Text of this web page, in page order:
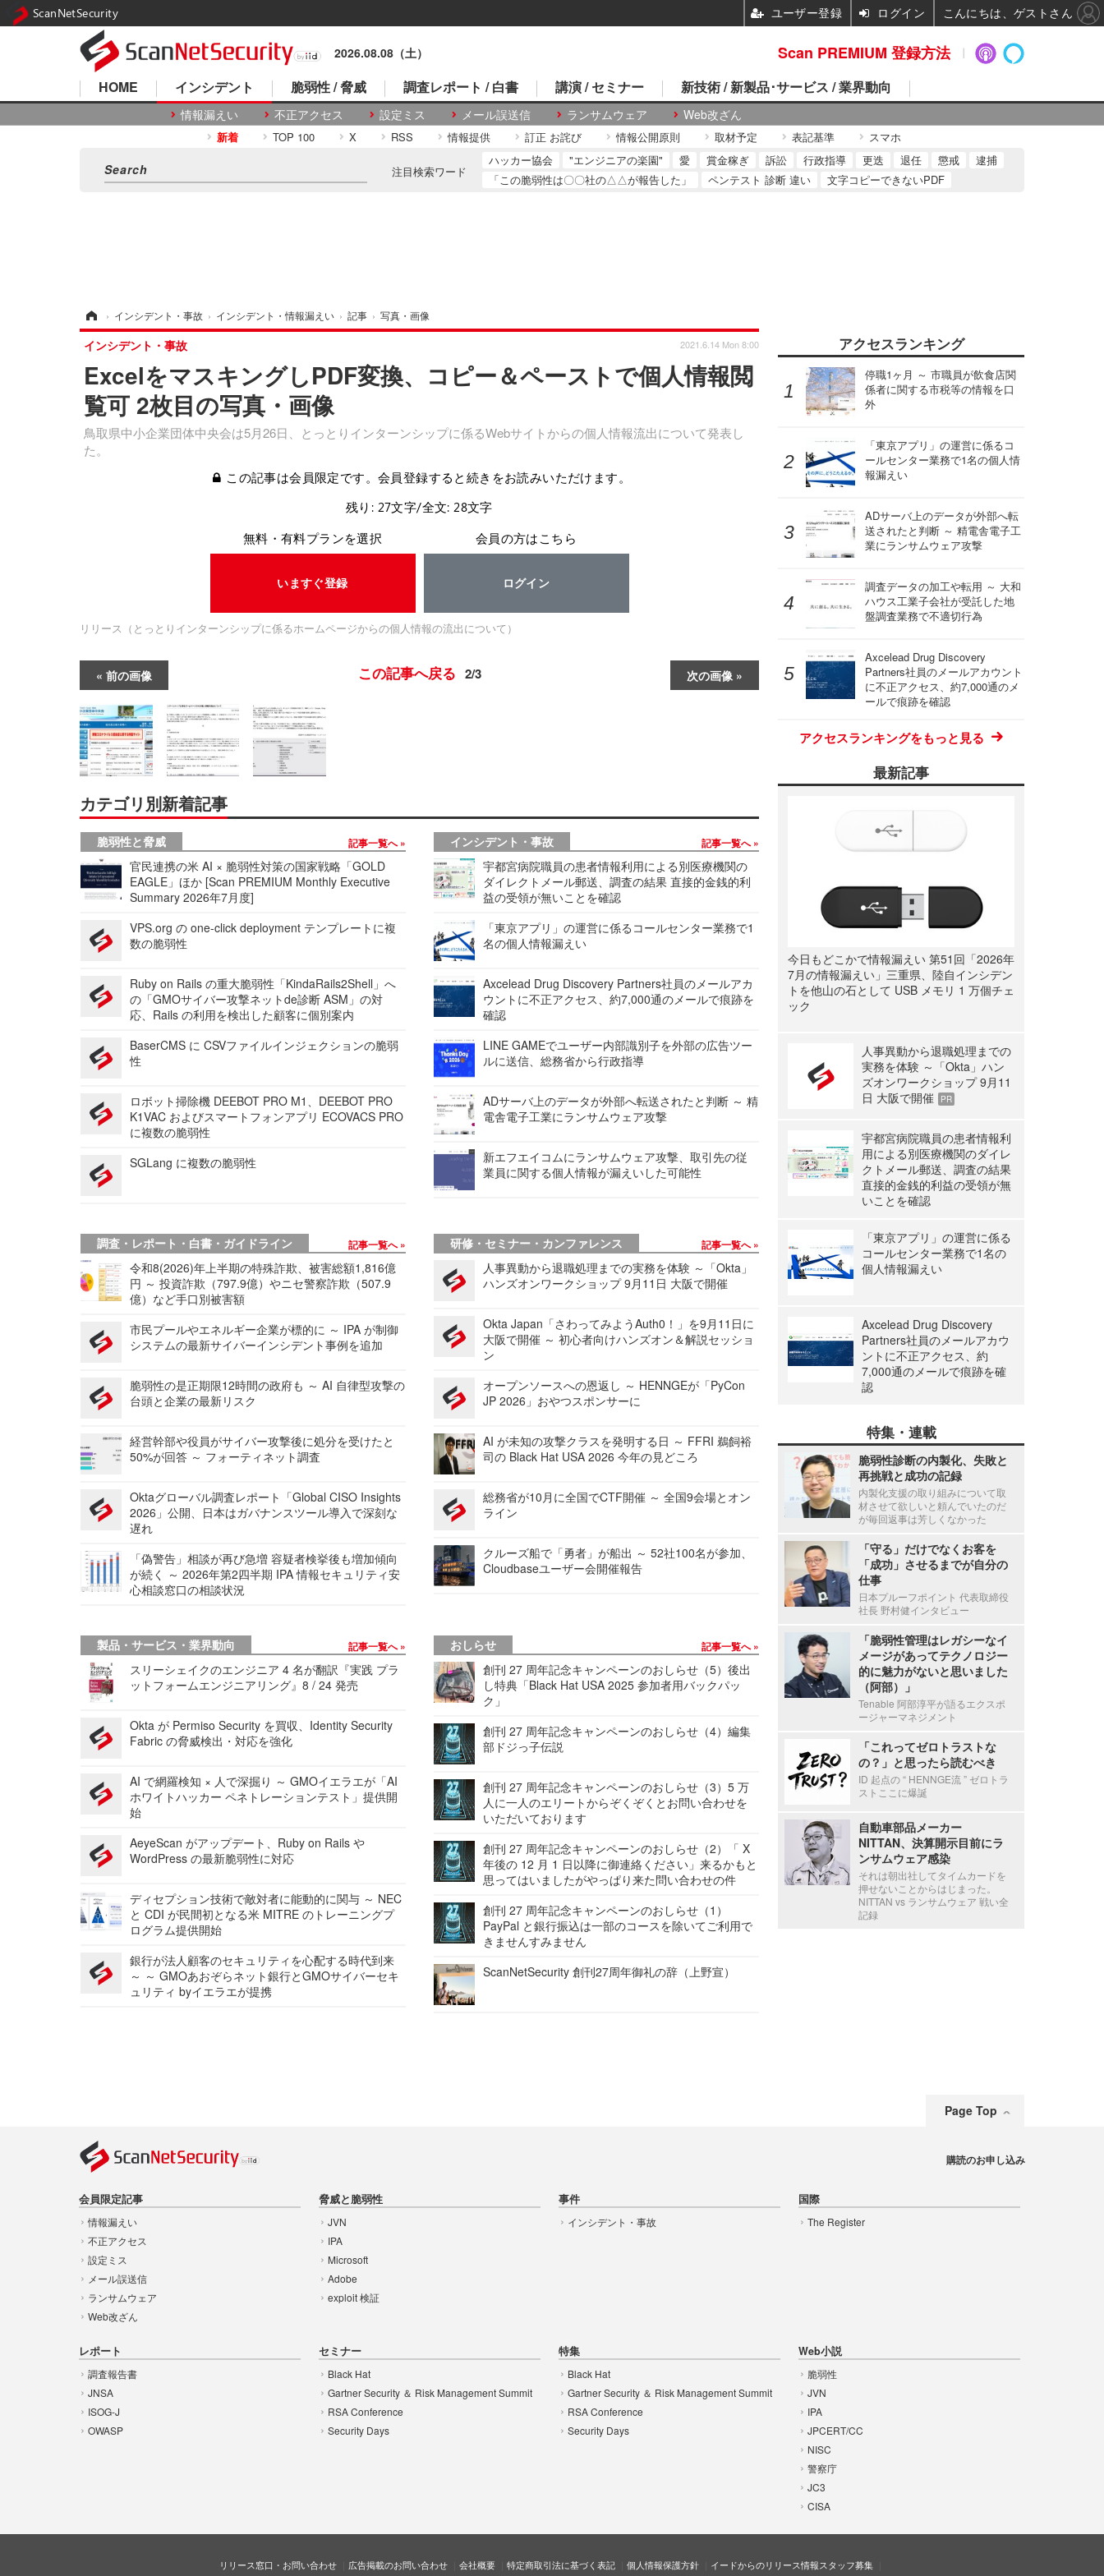
2026.08.08（土）
HOME インシデント
情報漏えい 不正アクセス 設定ミス メール誤送信 ランサムウェア Web改ざん
脆弱性 / 脅威 調査レポート / 白書 講演 / セミナー 新技術 / 新製品･サービス / 業界動向
新着 TOP 100 X RSS 情報提供 訂正 お詫び 情報公開原則 取材予定 表記基準 スマホ
注目検索ワード
ハッカー協会 "エンジニアの楽園" 愛 賞金稼ぎ 訴訟 行政指導 更迭 退任 懲戒
逮捕
「この脆弱性は〇〇社の△△が報告した」
ペンテスト 診断 違い 文字コピーできないPDF
› インシデント・事故 › インシデント・情報漏えい › 記事 › 写真・画像
ExcelをマスキングしPDF変換、コピー＆ペーストで個人情報閲
覧可 2枚目の写真・画像
鳥取県中小企業団体中央会は5月26日、とっとりインターンシップに係るWebサイトからの個人情報流出について発表し
た。
インシデント・事故 2021.6.14 Mon 8:00
この記事は会員限定です。会員登録すると続きをお読みいただけます。
残り: 27文字/全文: 28文字
無料・有料プランを選択
いますぐ登録
会員の方はこちら
ログイン
リリース（とっとりインターンシップに係るホームページからの個人情報の流出について）
前の画像 次の画像
この記事へ戻る 2/3
カテゴリ別新着記事
脆弱性と脅威 記事一覧へ
官民連携の米 AI × 脆弱性対策の国家戦略「GOLD
EAGLE」ほか [Scan PREMIUM Monthly Executive
Summary 2026年7月度]
VPS.org の one-click deployment テンプレートに複
数の脆弱性
Ruby on Rails の重大脆弱性「KindaRails2Shell」へ
の「GMOサイバー攻撃ネットde診断 ASM」の対
応、Rails の利用を検出した顧客に個別案内
BaserCMS に CSVファイルインジェクションの脆弱
性
ロボット掃除機 DEEBOT PRO M1、DEEBOT PRO
K1VAC およびスマートフォンアプリ ECOVACS PRO
に複数の脆弱性
SGLang に複数の脆弱性
インシデント・事故 記事一覧へ
宇都宮病院職員の患者情報利用による別医療機関の
ダイレクトメール郵送、調査の結果 直接的金銭的利
益の受領が無いことを確認
「東京アプリ」の運営に係るコールセンター業務で1
名の個人情報漏えい
Axcelead Drug Discovery Partners社員のメールアカ
ウントに不正アクセス、約7,000通のメールで痕跡を
確認
LINE GAMEでユーザー内部識別子を外部の広告ツー
ルに送信、総務省から行政指導
ADサーバ上のデータが外部へ転送されたと判断 ～ 精
電舎電子工業にランサムウェア攻撃
新エフエイコムにランサムウェア攻撃、取引先の従
業員に関する個人情報が漏えいした可能性
調査・レポート・白書・ガイドライン 記事一覧へ
令和8(2026)年上半期の特殊詐欺、被害総額1,816億
円 ～ 投資詐欺（797.9億）やニセ警察詐欺（507.9
億）など手口別被害額
市民プールやエネルギー企業が標的に ～ IPA が制御
システムの最新サイバーインシデント事例を追加
脆弱性の是正期限12時間の政府も ～ AI 自律型攻撃の
台頭と企業の最新リスク
経営幹部や役員がサイバー攻撃後に処分を受けたと
50%が回答 ～ フォーティネット調査
Oktaグローバル調査レポート「Global CISO Insights
2026」公開、日本はガバナンスツール導入で深刻な
遅れ
「偽警告」相談が再び急増 容疑者検挙後も増加傾向
が続く ～ 2026年第2四半期 IPA 情報セキュリティ安
心相談窓口の相談状況
研修・セミナー・カンファレンス 記事一覧へ
人事異動から退職処理までの実務を体験 ～「Okta」
ハンズオンワークショップ 9月11日 大阪で開催
Okta Japan「さわってみようAuth0！」を9月11日に
大阪で開催 ～ 初心者向けハンズオン＆解説セッショ
ン
オープンソースへの恩返し ～ HENNGEが「PyCon
JP 2026」おやつスポンサーに
AI が未知の攻撃クラスを発明する日 ～ FFRI 鵜飼裕
司の Black Hat USA 2026 今年の見どころ
総務省が10月に全国でCTF開催 ～ 全国9会場とオン
ライン
クルーズ船で「勇者」が船出 ～ 52社100名が参加、
Cloudbaseユーザー会開催報告
製品・サービス・業界動向 記事一覧へ
スリーシェイクのエンジニア 4 名が翻訳『実践 プラ
ットフォームエンジニアリング』8 / 24 発売
Okta が Permiso Security を買収、Identity Security
Fabric の脅威検出・対応を強化
AI で網羅検知 × 人で深掘り ～ GMOイエラエが「AI
ホワイトハッカー ペネトレーションテスト」提供開
始
AeyeScan がアップデート、Ruby on Rails や
WordPress の最新脆弱性に対応
ディセプション技術で敵対者に能動的に関与 ～ NEC
と CDI が民間初となる米 MITRE のトレーニングプ
ログラム提供開始
銀行が法人顧客のセキュリティを心配する時代到来
～ ～ GMOあおぞらネット銀行とGMOサイバーセキ
ュリティ byイエラエが提携
おしらせ 記事一覧へ
創刊 27 周年記念キャンペーンのおしらせ（5）後出
し特典「Black Hat USA 2025 参加者用バックパッ
ク」
創刊 27 周年記念キャンペーンのおしらせ（4）編集
部ドジっ子伝説
創刊 27 周年記念キャンペーンのおしらせ（3）5 万
人に一人のエリートからぞくぞくとお問い合わせを
いただいております
創刊 27 周年記念キャンペーンのおしらせ（2）「 X
年後の 12 月 1 日以降に御連絡ください」来るかもと
思ってはいましたがやっぱり来た問い合わせの件
創刊 27 周年記念キャンペーンのおしらせ（1）
PayPal と銀行振込は一部のコースを除いてご利用で
きませんすみません
ScanNetSecurity 創刊27周年御礼の辞（上野宣）
アクセスランキング
停職1ヶ月 ～ 市職員が飲食店関
係者に関する市税等の情報を口
外
「東京アプリ」の運営に係るコ
ールセンター業務で1名の個人情
報漏えい
ADサーバ上のデータが外部へ転
送されたと判断 ～ 精電舎電子工
業にランサムウェア攻撃
調査データの加工や転用 ～ 大和
ハウス工業子会社が受託した地
盤調査業務で不適切行為
Axcelead Drug Discovery
Partners社員のメールアカウント
に不正アクセス、約7,000通のメ
ールで痕跡を確認
アクセスランキングをもっと見る
最新記事
今日もどこかで情報漏えい 第51回「2026年
7月の情報漏えい」三重県、陸自インシデン
トを他山の石として USB メモリ 1 万個チェ
ック
人事異動から退職処理までの
実務を体験 ～「Okta」ハン
ズオンワークショップ 9月11
日 大阪で開催
PR
宇都宮病院職員の患者情報利
用による別医療機関のダイレ
クトメール郵送、調査の結果
直接的金銭的利益の受領が無
いことを確認
「東京アプリ」の運営に係る
コールセンター業務で1名の
個人情報漏えい
Axcelead Drug Discovery
Partners社員のメールアカウ
ントに不正アクセス、約
7,000通のメールで痕跡を確
認
特集・連載
脆弱性診断の内製化、失敗と
再挑戦と成功の記録
内製化支援の取り組みについて取
材させて欲しいと頼んでいたのだ
が毎回返事は芳しくなかった
「守る」だけでなくお客を
「成功」させるまでが自分の
仕事
日本プルーフポイント 代表取締役
社長 野村健インタビュー
「脆弱性管理はレガシーなイ
メージがあってテクノロジー
的に魅力がないと思いました
（阿部）」
Tenable 阿部淳平が語るエクスポ
ージャーマネジメント
「これってゼロトラストな
の？」と思ったら読むべき
ID 起点の “ HENNGE流 ” ゼロトラ
ストここに爆誕
自動車部品メーカー
NITTAN、決算開示目前にラ
ンサムウェア感染
それは朝出社してタイムカードを
押せないことからはじまった。
NITTAN vs ランサムウェア 戦い全
記録
Page Top
会員限定記事
情報漏えい
不正アクセス
設定ミス
メール誤送信
ランサムウェア
Web改ざん
脅威と脆弱性
JVN
IPA
Microsoft
Adobe
exploit 検証
事件
インシデント・事故
国際
The Register
レポート
調査報告書
JNSA
ISOG-J
OWASP
セミナー
Black Hat
Gartner Security ＆ Risk Management Summit
RSA Conference
Security Days
特集
Black Hat
Gartner Security ＆ Risk Management Summit
RSA Conference
Security Days
Web小説
脆弱性
JVN
IPA
JPCERT/CC
NISC
警察庁
JC3
CISA
購読のお申し込み
リリース窓口・お問い合わせ 広告掲載のお問い合わせ 会社概要 特定商取引法に基づく表記 個人情報保護方針 イードからのリリース情報スタッフ募集
Scan PREMIUM 登録方法
ScanNetSecurity ユーザー登録 ログイン こんにちは、ゲストさん